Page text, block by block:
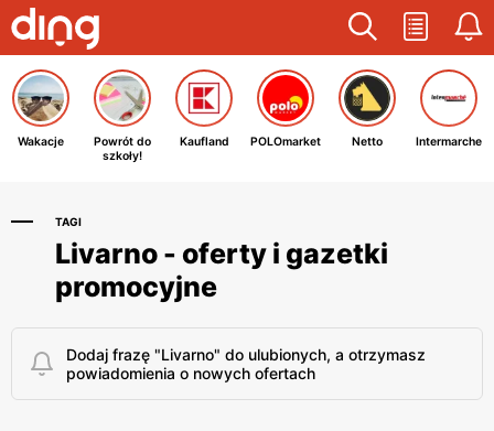
Wakacje
Powrót do
szkoły!
Kaufland POLOmarket Netto Intermarche
TAGI
Livarno - oferty i gazetki
promocyjne
Dodaj frazę "Livarno" do ulubionych, a otrzymasz
powiadomienia o nowych ofertach